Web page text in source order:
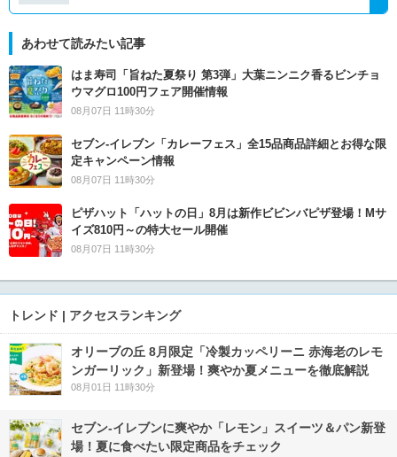
あわせて読みたい記事
はま寿司「旨ねた夏祭り 第3弾」大葉ニンニク香るビンチョ
ウマグロ100円フェア開催情報
08月07日 11時30分
セブン‐イレブン「カレーフェス」全15品商品詳細とお得な限
定キャンペーン情報
08月07日 11時30分
ピザハット「ハットの日」8月は新作ビビンバピザ登場！Mサ
イズ810円～の特大セール開催
08月07日 11時30分
トレンド | アクセスランキング
オリーブの丘 8月限定「冷製カッペリーニ 赤海老のレモ
ンガーリック」新登場！爽やか夏メニューを徹底解説
08月01日 11時30分
セブン‐イレブンに爽やか「レモン」スイーツ＆パン新登
場！夏に食べたい限定商品をチェック